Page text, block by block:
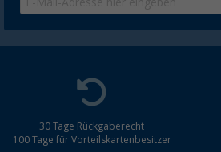
30 Tage Rückgaberecht
100 Tage für Vorteilskartenbesitzer